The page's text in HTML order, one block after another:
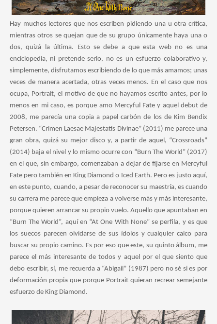
Hay muchos lectores que nos escriben pidiendo una u otra crítica,
mientras otros se quejan que de su grupo únicamente haya una o
dos, quizá la última. Esto se debe a que esta web no es una
enciclopedia, ni pretende serlo, no es un esfuerzo colaborativo y,
simplemente, disfrutamos escribiendo de lo que más amamos; unas
veces de manera acertada, otras veces menos. En el caso que nos
ocupa, Portrait, el motivo de que no hayamos escrito antes, por lo
menos en mi caso, es porque amo Mercyful Fate y aquel debut de
2008, me parecía una copia a papel carbón de los de Kim Bendix
Petersen. “Crimen Laesae Majestatis Divinae” (2011) me parece una
gran obra, quizá su mejor disco y, a partir de aquel, “Crossroads”
(2014) baja el nivel y lo mismo ocurre con “Burn The World” (2017)
en el que, sin embargo, comenzaban a dejar de fijarse en Mercyful
Fate pero también en King Diamond o Iced Earth. Pero es justo aquí,
en este punto, cuando, a pesar de reconocer su maestría, es cuando
su carrera me parece que empieza a volverse más y más interesante,
porque quieren arrancar su propio vuelo. Aquello que apuntaban en
“Burn The World”, aquí en “At One With None” se perfila, y es que
los suecos parecen olvidarse de sus ídolos y cualquier calco para
buscar su propio camino. Es por eso que este, su quinto álbum, me
parece el más interesante de todos y aquel por el que siento que
debo escribir, sí, me recuerda a “Abigail” (1987) pero no sé si es por
deformación propia que porque Portrait quieran recrear semejante
esfuerzo de King Diamond.